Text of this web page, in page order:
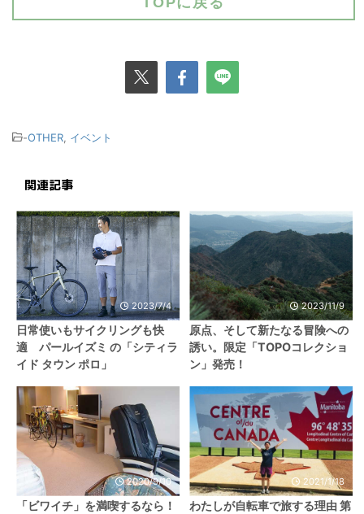
-OTHER, イベント
関連記事
2023/7/4
日常使いもサイクリングも快
適 パールイズミ の「シティラ
イド タウン ポロ」
2023/11/9
原点、そして新たなる冒険への
誘い。限定「TOPOコレクショ
ン」発売！
2020/9/10
「ビワイチ」を満喫するなら！
2021/1/18
わたしが自転車で旅する理由 第